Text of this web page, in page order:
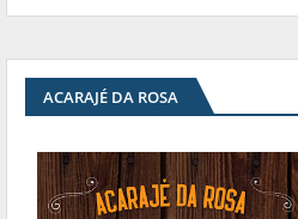
ACARAJÉ DA ROSA